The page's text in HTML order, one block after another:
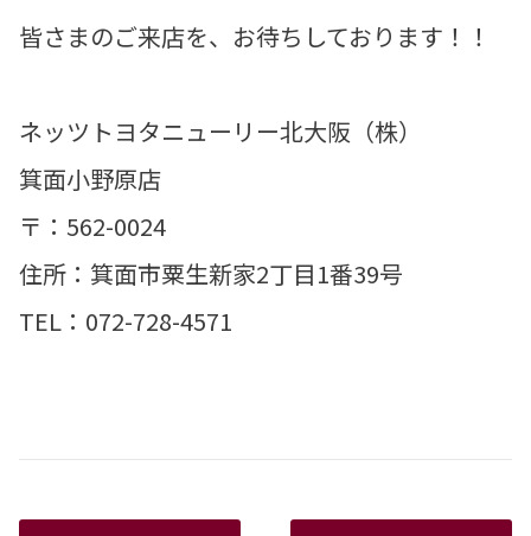
皆さまのご来店を、お待ちしております！！
ネッツトヨタニューリー北大阪（株）
箕面小野原店
〒：562-0024
住所：箕面市粟生新家2丁目1番39号
TEL：072-728-4571